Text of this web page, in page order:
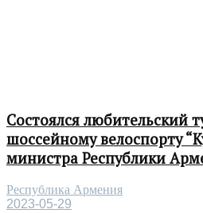
Состоялся любительский
шоссейному велоспорту
министра Республики
Республика Армения
2023-05-29